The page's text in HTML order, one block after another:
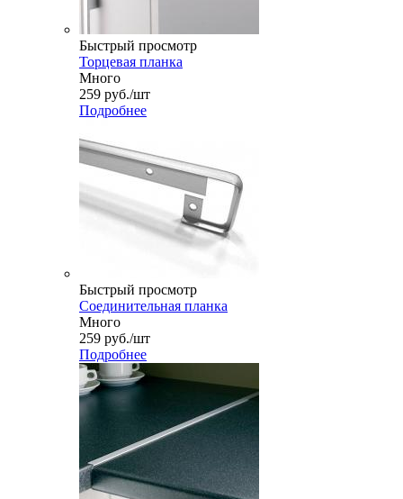
Быстрый просмотр
Торцевая планка
Много
259 руб./шт
Подробнее
Быстрый просмотр
Соединительная планка
Много
259 руб./шт
Подробнее